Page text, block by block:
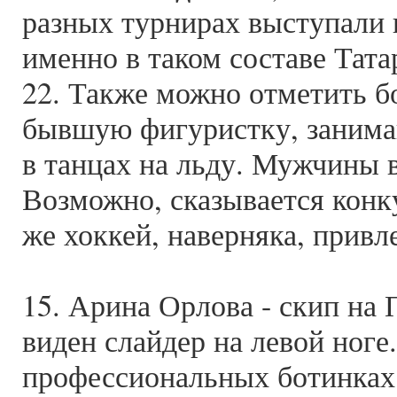
разных турнирах выступали
именно в таком составе
22. Также можно отметить
бывшую фигуристку,
в танцах на льду. Мужчины
Возможно, сказывается
же хоккей, наверняка,
15. Арина Орлова - скип на
виден слайдер на левой
профессиональных